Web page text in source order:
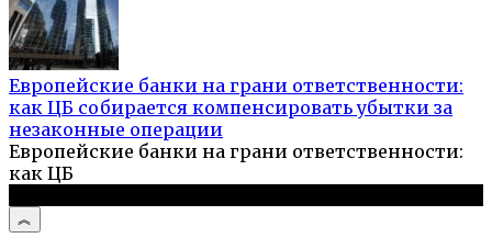
Европейские банки на грани ответственности:
как ЦБ собирается компенсировать убытки за
незаконные операции
Европейские банки на грани ответственности:
как ЦБ